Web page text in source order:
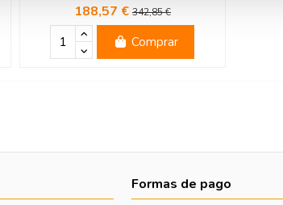
188,57 € 342,85 €
Comprar
Formas de pago